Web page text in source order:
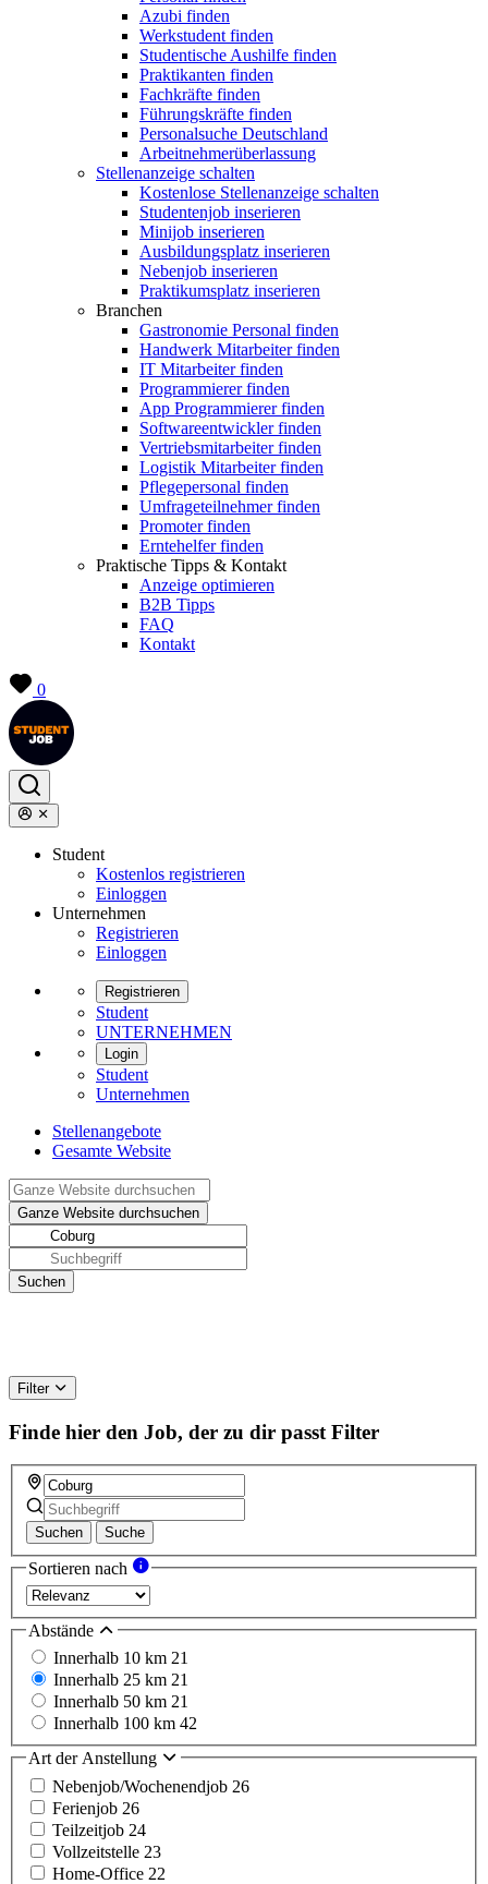
Azubi finden
Werkstudent finden
Studentische Aushilfe finden
Praktikanten finden
Fachkräfte finden
Führungskräfte finden
Personalsuche Deutschland
Arbeitnehmerüberlassung
Stellenanzeige schalten
Kostenlose Stellenanzeige schalten
Studentenjob inserieren
Minijob inserieren
Ausbildungsplatz inserieren
Nebenjob inserieren
Praktikumsplatz inserieren
Branchen
Gastronomie Personal finden
Handwerk Mitarbeiter finden
IT Mitarbeiter finden
Programmierer finden
App Programmierer finden
Softwareentwickler finden
Vertriebsmitarbeiter finden
Logistik Mitarbeiter finden
Pflegepersonal finden
Umfrageteilnehmer finden
Promoter finden
Erntehelfer finden
Praktische Tipps & Kontakt
Anzeige optimieren
B2B Tipps
FAQ
Kontakt
0
Student
Kostenlos registrieren
Einloggen
Unternehmen
Registrieren
Einloggen
Registrieren
Student
UNTERNEHMEN
Login
Student
Unternehmen
Stellenangebote
Gesamte Website
Filter
Finde hier den Job, der zu dir passt Filter
Suchen Suche
Sortieren nach
Abstände
Innerhalb 10 km 21
Innerhalb 25 km 21
Innerhalb 50 km 21
Innerhalb 100 km 42
Art der Anstellung
Nebenjob/Wochenendjob 26
Ferienjob 26
Teilzeitjob 24
Vollzeitstelle 23
Home-Office 22